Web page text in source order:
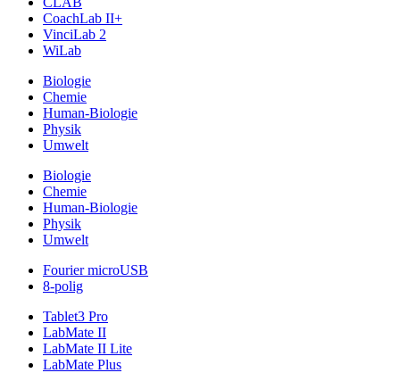
CoachLab II+
VinciLab 2
WiLab
Biologie
Chemie
Human-Biologie
Physik
Umwelt
Biologie
Chemie
Human-Biologie
Physik
Umwelt
Fourier microUSB
8-polig
Tablet3 Pro
LabMate II
LabMate II Lite
LabMate Plus